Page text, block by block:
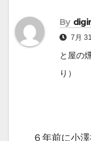
By
7月
と屋の
り）
６年前に小